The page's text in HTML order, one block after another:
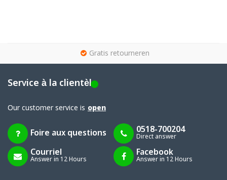
Gratis retourneren
Service à la clientèle
Our customer service is open
Foire aux questions 0518-700204
Direct answer
Courriel
Answer in 12 Hours
Facebook
Answer in 12 Hours